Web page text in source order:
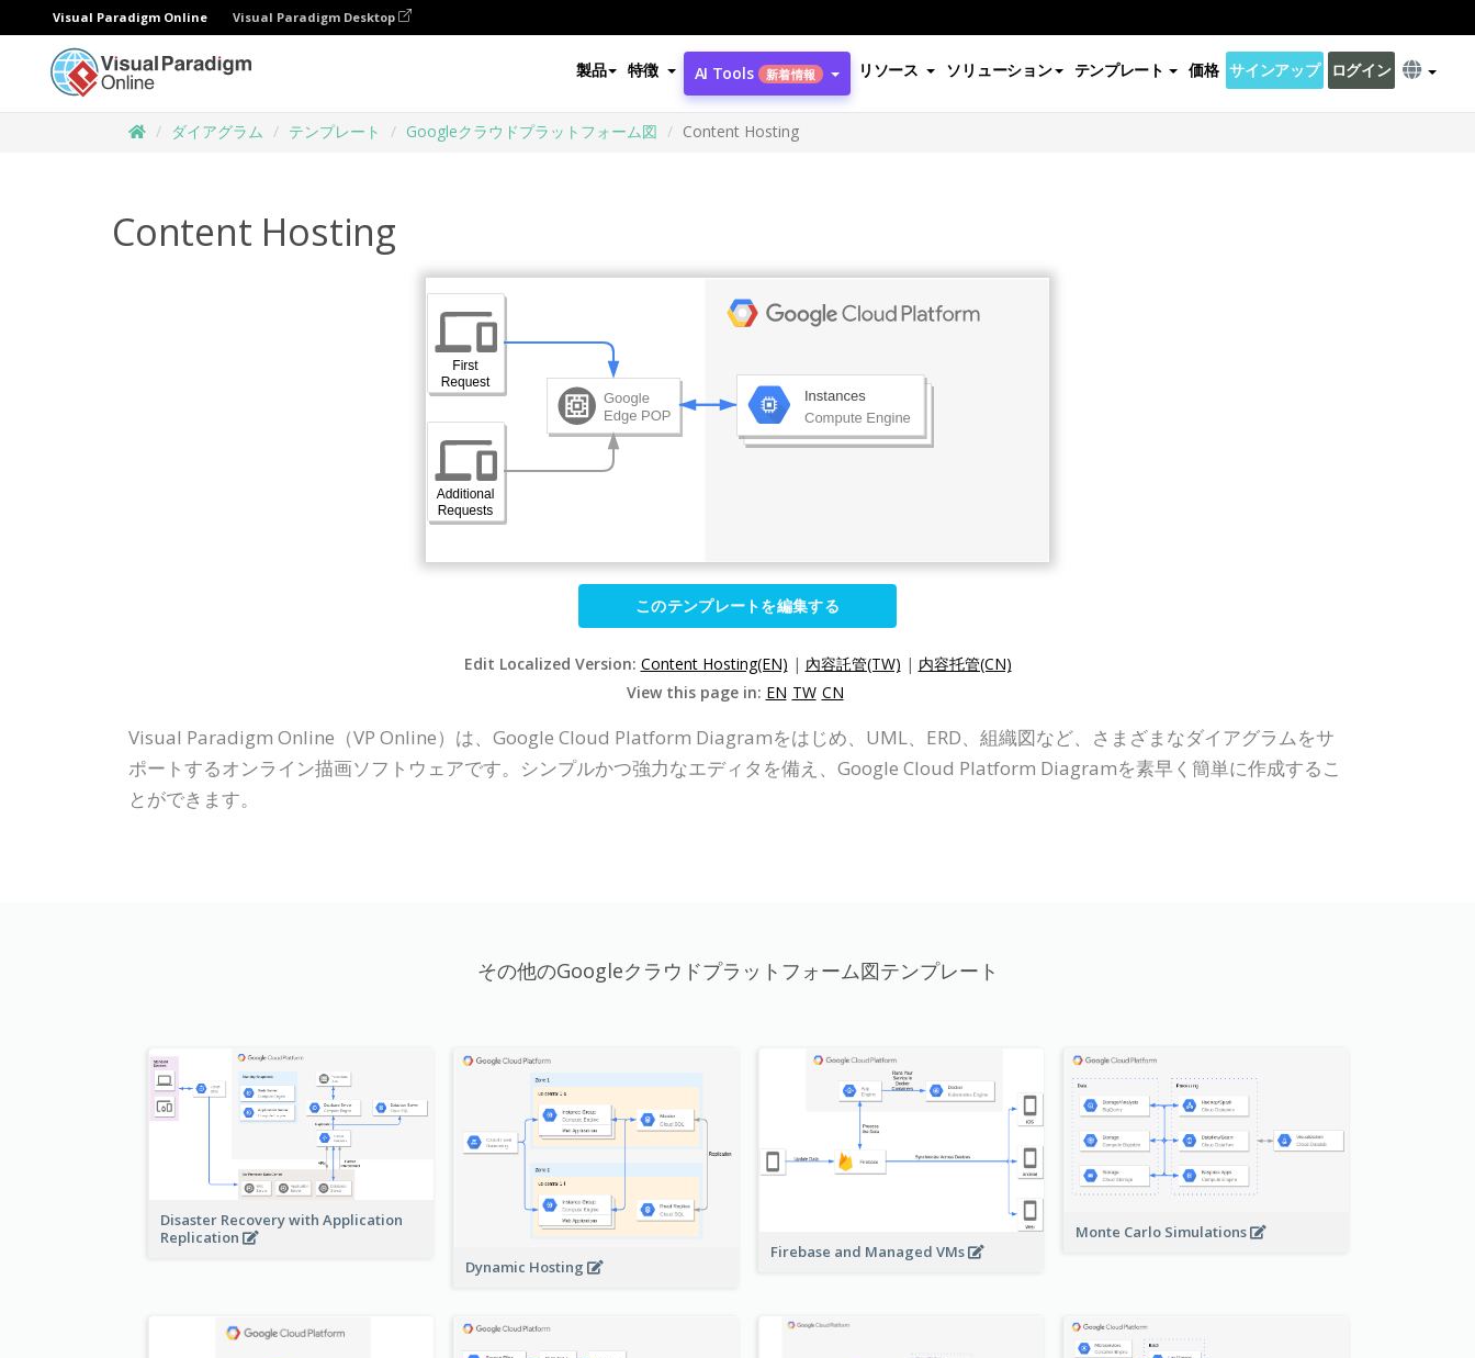
Visual Paradigm Online Visual Paradigm Desktop
製品 特徴 AI Tools 新着情報 リソース ソリューション テンプレート 価格 サインアップ ログイン
ダイアグラム テンプレート Googleクラウドプラットフォーム図 Content Hosting
Content Hosting
このテンプレートを編集する
Edit Localized Version: Content Hosting(EN) | 內容託管(TW) | 内容托管(CN)
View this page in: EN TW CN
Visual Paradigm Online（VP Online）は、Google Cloud Platform Diagramをはじめ、UML、ERD、組織図など、さまざまなダイアグラムをサ
ポートするオンライン描画ソフトウェアです。シンプルかつ強力なエディタを備え、Google Cloud Platform Diagramを素早く簡単に作成するこ
とができます。
その他のGoogleクラウドプラットフォーム図テンプレート
Disaster Recovery with Application
Replication
Dynamic Hosting
Firebase and Managed VMs
Monte Carlo Simulations